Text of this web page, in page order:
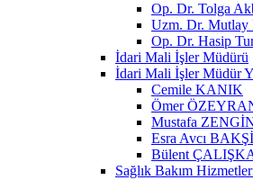
Op. Dr. Tolga
Uzm. Dr.
Op. Dr. Hasip
İdari Mali İşler Müdürü
İdari Mali İşler Müdür
Cemile KANIK
Ömer
Mustafa
Esra Avcı BAKŞİ
Bülent
Sağlık Bakım